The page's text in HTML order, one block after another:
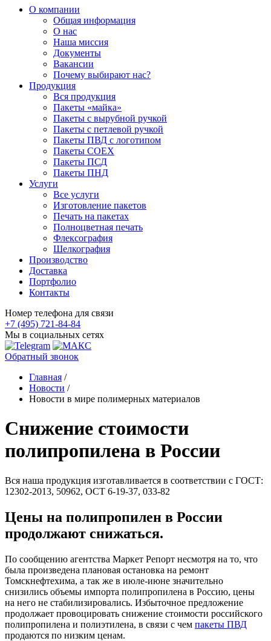
О компании
Общая информация
О нас
Наша миссия
Документы
Вакансии
Почему выбирают нас?
Продукция
Вся продукция
Пакеты «майка»
Пакеты с вырубной ручкой
Пакеты с петлевой ручкой
Пакеты ПВД с логотипом
Пакеты СОЕХ
Пакеты ПСД
Пакеты ПНД
Услуги
Все услуги
Изготовление пакетов
Печать на пакетах
Полноцветная печать
Флексография
Шелкография
Производство
Доставка
Портфолио
Контакты
Номер телефона для связи
+7 (495) 721-84-84
Мы в социальных сетях
Обратный звонок
Главная /
Новости /
Новости в мире полимерных материалов
Снижение стоимости
полипропилена в России
Вся наша продукция изготавливается в соответствии с ГОСТ:
12302-2013, 50962, ОСТ 6-19-37, 033-82
Цены на полипропилен в России
продолжают снижаться.
По сообщению агентства Маркет Репорт несмотря на то, что
была произведена плановая остановка на ремонт
Томскнефтехима, а так же в июле-июне значительно
снизились объемы импорта полипропилена в Россию, цены
на него не стабилизировались. Избыточное предложение
продолжает провоцировать снижение стоимости российского
полипропилена и полиэтилена, в связи с чем пакеты ПВД
продаются по низким ценам.